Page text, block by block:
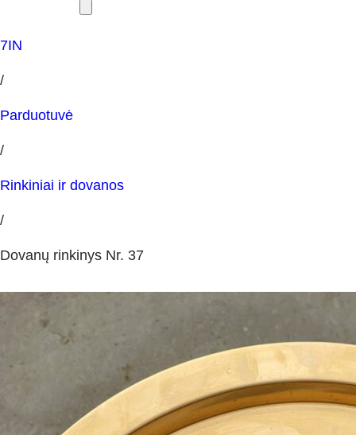
7IN
/
Parduotuvė
/
Rinkiniai ir dovanos
/
Dovanų rinkinys Nr. 37